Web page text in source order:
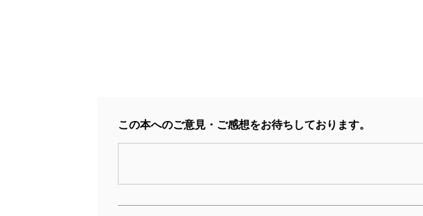
この本へのご意見・ご感想をお待ちしております。